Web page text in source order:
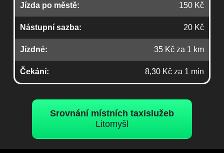
Jízda po městě: 150 Kč
Nástupní sazba: 20 Kč
Jízdné: 35 Kč za 1 km
Čekání: 8,30 Kč za 1 min
Srovnání místních taxislužeb
Litomyšl